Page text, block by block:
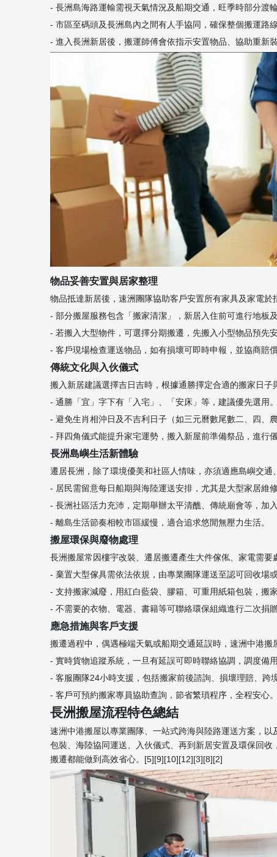
- 長洲島海路運輸需視天氣情況及船期交通，旺季時部分渡輪
- 市區至碼頭及長洲島內之間有人手協同，確保整個搬運路線
- 進入長洲新居後，搬運師傅會依指示安置物品、協助重新
物品妥善安置與居家整理
物品抵達新居後，速洲團隊協助客戶安置所有家具及家電於
- 部分搬屋服務包含「搬家清潔」，新居入住前可進行地板及
- 若搬入大型物件，可選擇分期搬遷，先搬入小型物品預先
- 客戶現場檢查運送物品，如有損壞可即時申報，並協商賠償
傳統文化與入伙儀式
搬入新居建議選擇吉日吉時，根據通勝擇定合適的搬家日子
- 通勝「宜」字下有「入宅」、「安床」等，建議優先選用。
- 避免生肖相沖日及不吉利日子（如三元曆數尾數二、四、
- 拜四角儀式能提升家宅運勢，搬入新屋前準備祭品，進行
長洲島嶼生活新體驗
遷居長洲，除了環境優美和社區人情味，亦須適應島嶼交通
- 居民需留意每日船期與海陸運送安排，尤其是大型家居維
- 長洲社區活力充沛，定期舉辦太平清醮、傳統廟會等，加
- 離島生活節奏相較市區緩慢，適合追求悠閒無壓力生活。
搬屋環保與廢物處理
長洲搬屋常因樓宇改裝、遷居搬遷產生大件傢俬、家電需要
- 棄置大型傢具需依法依規，由專業團隊運送至認可回收場
- 支持搬家減廢，用紅白藍袋、膠箱、可重用紙箱包裝，搬
- 不需要的衣物、電器、書籍等可聯絡環保組織進行二次捐贈
應急措施與客戶支援
搬遷過程中，偶遇極端天氣或船期交通延誤時，速洲中港搬
- 實時貨物追蹤系統，一旦有延誤可即時聯絡協調，調度備
- 客服團隊24小時支援，包括搬家前後諮詢、損壞理賠、跨
- 客戶可預約搬家專員協助查詢，節省繁瑣程序，全程安心。
長洲搬屋流程特色總結
速洲中港搬屋以專業團隊、一站式跨海與陸路運送方案，
包裝、海陸協同運送、入伙儀式、再到新居安置及環保回
搬遷都能做到高效省心。[5][9][10][12][3][8][2]